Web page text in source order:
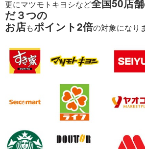
更にマツモトキヨシなど全国50店
だ３つの
お店もポイント2倍の対象になり